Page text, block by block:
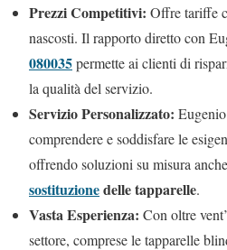
Prezzi Competitivi: Offre tariffe
nascosti. Il rapporto diretto con
080035permette ai clienti di
la qualità del servizio.
Servizio Personalizzato:
comprendere e soddisfare le
offrendo soluzioni su misura
sostituzionedelle tapparelle.
Vasta Esperienza: Con oltre
settore, comprese le tapparelle